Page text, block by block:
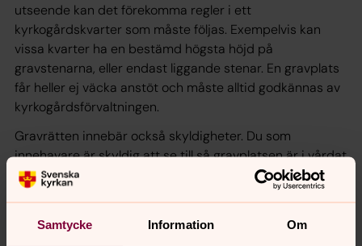
Samtycke Information Om
utseende kan det förekomma regler i ett
kyrkogårdskvarter som måste följas. Exempelvis kan
vissa kvarter ha en bestämd högsta höjd på
gravstenarna, eller endast liggande stenar. En gravplats
får heller ej väcka anstöt och måste alltid godkännas av
kyrkogårdsförvaltningen.
Gravrätten innebär också skyldigheter. Du som
innehavare är skyldig att se till så gravplatsen är i vårdat
skick. Är den inte det så kan gravrätten förverkas och
återgå till förvaltningen.
Läs mer om gravrätt på Svenska kyrkans nationella sida.